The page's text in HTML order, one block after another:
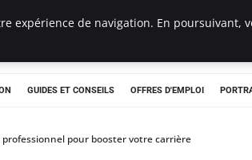
GUIDES ET CONSEILS OFFRES D'EMPLOI
professionnel pour booster votre carrière
expérience de navigation. En poursuivant,